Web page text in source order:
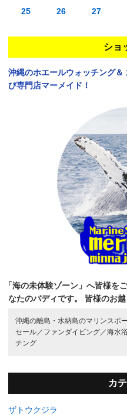
25 26 27
ショ
沖縄のホエールウォッチング＆
び専門店マーメイド！
「海の未体験ゾーン」へ皆様を
なたのバディです。
皆様のお
沖縄の離島・水納島のマリンスポ
セール／ ファンダイビング／海水
チング
カ
ザトウクジラ